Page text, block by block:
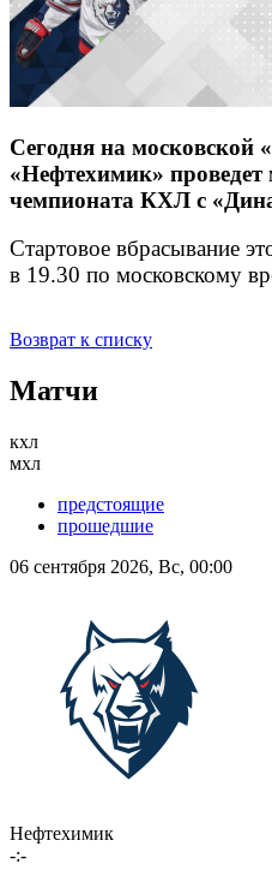
Сегодня на московской
«Нефтехимик» проведет
чемпионата КХЛ с
Стартовое вбрасывание
в 19.30 по московскому
Возврат к списку
Матчи
кхл
мхл
предстоящие
прошедшие
06 сентября 2026, Вс, 00:00
Нефтехимик
-:-